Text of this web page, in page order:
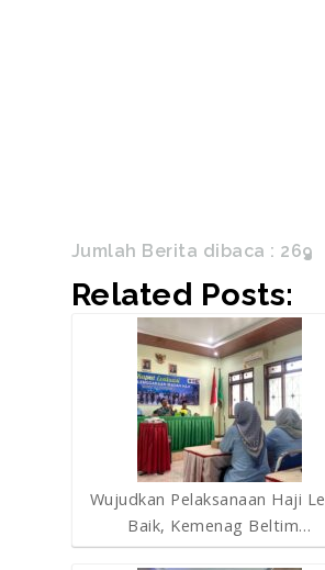
Jumlah Berita dibaca : 269
Related Posts:
Wujudkan Pelaksanaan Haji
Baik, Kemenag Beltim…